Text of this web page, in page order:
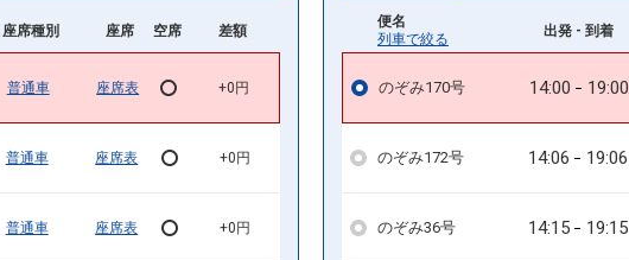
座席種別 座席 空席 差額
普通車 座席表 +0円
普通車 座席表 +0円
普通車 座席表 +0円
便名
列車で絞る
出発 - 到着
のぞみ170号 14:00 19:00
のぞみ172号 14:06 19:06
のぞみ36号 14:15 19:15